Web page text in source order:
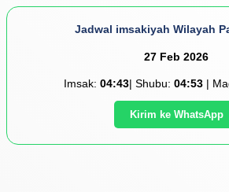
Jadwal imsakiyah Wilayah
27 Feb 2026
Imsak: 04:43| Shubu: 04:53 |
Kirim ke WhatsApp